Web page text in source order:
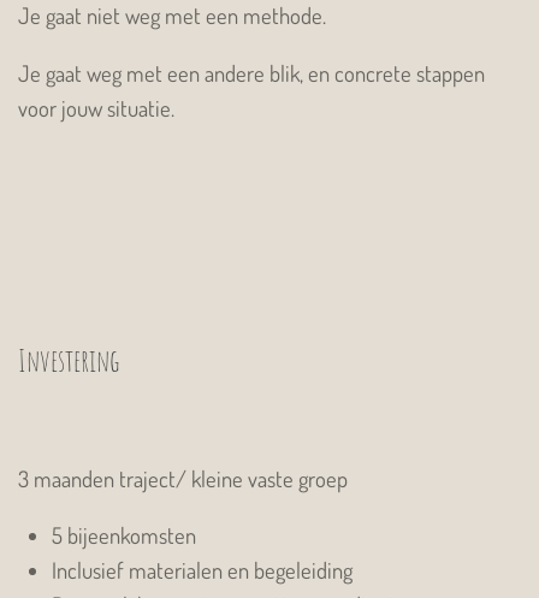
Je gaat niet weg met een methode.
Je gaat weg met een andere blik, en concrete stappen
voor jouw situatie.
Investering
3 maanden traject/ kleine vaste groep
5 bijeenkomsten
Inclusief materialen en begeleiding